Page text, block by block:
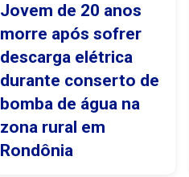
Jovem de 20 anos
morre após sofrer
descarga elétrica
durante conserto de
bomba de água na
zona rural em
Rondônia